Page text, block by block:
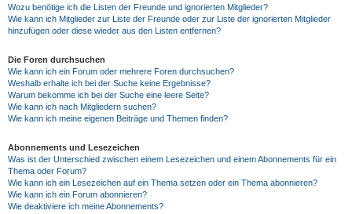
Wozu benötige ich die Listen der Freunde und ignorierten Mitglieder?
Wie kann ich Mitglieder zur Liste der Freunde oder zur Liste der ignorierten Mitglieder
hinzufügen oder diese wieder aus den Listen entfernen?
Die Foren durchsuchen
Wie kann ich ein Forum oder mehrere Foren durchsuchen?
Weshalb erhalte ich bei der Suche keine Ergebnisse?
Warum bekomme ich bei der Suche eine leere Seite?
Wie kann ich nach Mitgliedern suchen?
Wie kann ich meine eigenen Beiträge und Themen finden?
Abonnements und Lesezeichen
Was ist der Unterschied zwischen einem Lesezeichen und einem Abonnements für ein
Thema oder Forum?
Wie kann ich ein Lesezeichen auf ein Thema setzen oder ein Thema abonnieren?
Wie kann ich ein Forum abonnieren?
Wie deaktiviere ich meine Abonnements?